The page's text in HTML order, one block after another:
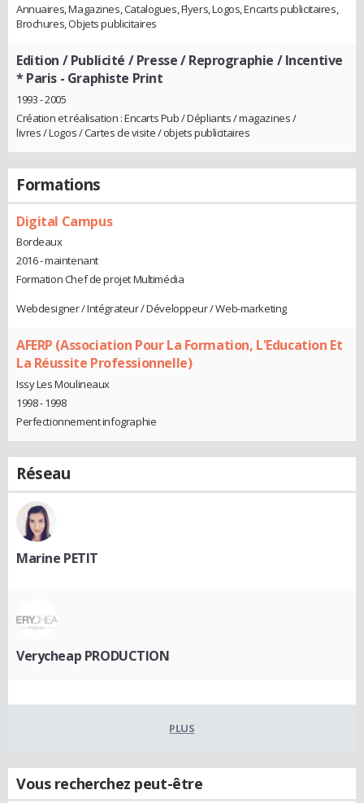
Annuaires, Magazines, Catalogues, Flyers, Logos, Encarts publicitaires,
Brochures, Objets publicitaires
Edition / Publicité / Presse / Reprographie / Incentive
* Paris - Graphiste Print
1993 - 2005
Création et réalisation : Encarts Pub / Dépliants / magazines /
livres / Logos / Cartes de visite / objets publicitaires
Formations
Digital Campus
Bordeaux
2016 - maintenant
Formation Chef de projet Multimédia
Webdesigner / Intégrateur / Développeur / Web-marketing
AFERP (Association Pour La Formation, L'Education Et
La Réussite Professionnelle)
Issy Les Moulineaux
1998 - 1998
Perfectionnement infographie
Réseau
Marine PETIT
Verycheap PRODUCTION
PLUS
Vous recherchez peut-être